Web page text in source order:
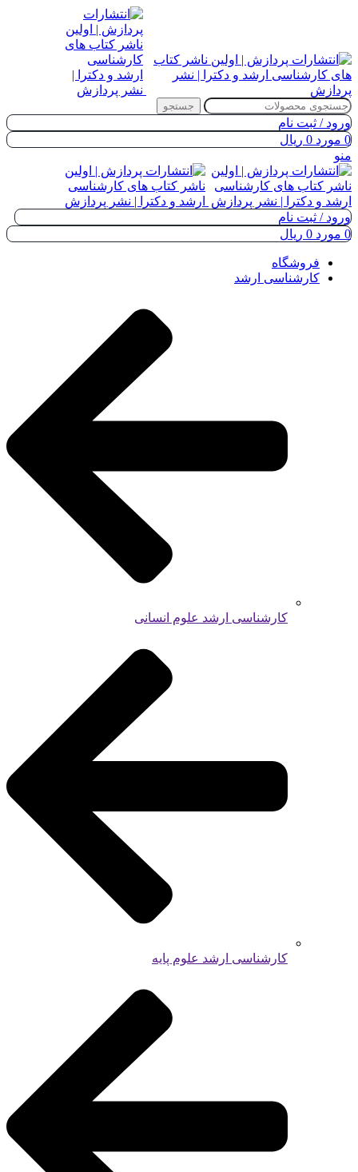
جستجو
ورود / ثبت نام
0 مورد 0 ریال
منو
ورود / ثبت نام
0 مورد 0 ریال
فروشگاه
کارشناسی ارشد
کارشناسی ارشد علوم انسانی
کارشناسی ارشد علوم پایه